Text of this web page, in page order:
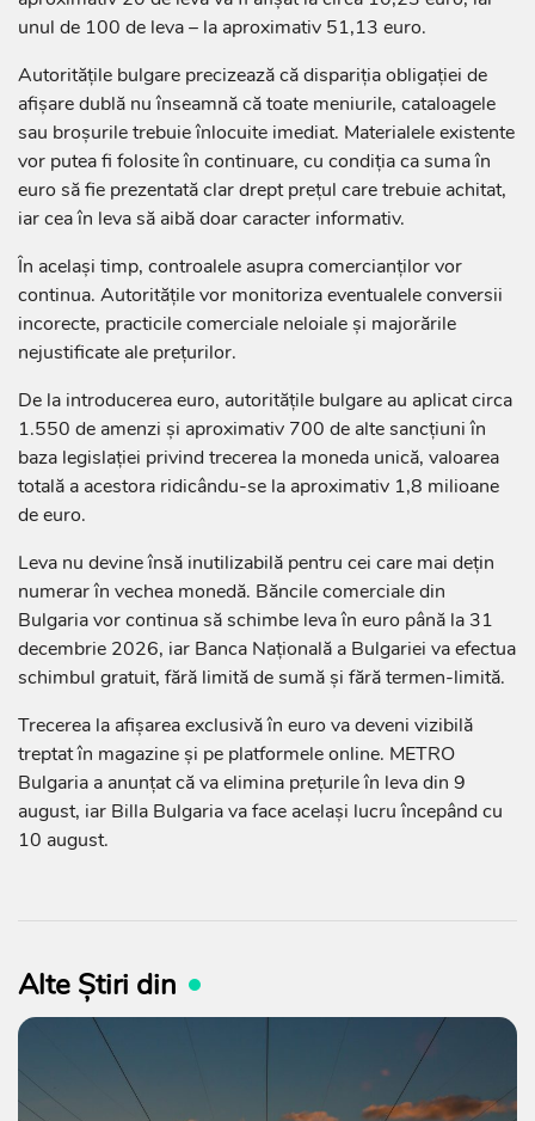
unul de 100 de leva – la aproximativ 51,13 euro.
Autoritățile bulgare precizează că dispariția obligației de
afișare dublă nu înseamnă că toate meniurile, cataloagele
sau broșurile trebuie înlocuite imediat. Materialele existente
vor putea fi folosite în continuare, cu condiția ca suma în
euro să fie prezentată clar drept prețul care trebuie achitat,
iar cea în leva să aibă doar caracter informativ.
În același timp, controalele asupra comercianților vor
continua. Autoritățile vor monitoriza eventualele conversii
incorecte, practicile comerciale neloiale și majorările
nejustificate ale prețurilor.
De la introducerea euro, autoritățile bulgare au aplicat circa
1.550 de amenzi și aproximativ 700 de alte sancțiuni în
baza legislației privind trecerea la moneda unică, valoarea
totală a acestora ridicându-se la aproximativ 1,8 milioane
de euro.
Leva nu devine însă inutilizabilă pentru cei care mai dețin
numerar în vechea monedă. Băncile comerciale din
Bulgaria vor continua să schimbe leva în euro până la 31
decembrie 2026, iar Banca Națională a Bulgariei va efectua
schimbul gratuit, fără limită de sumă și fără termen-limită.
Trecerea la afișarea exclusivă în euro va deveni vizibilă
treptat în magazine și pe platformele online. METRO
Bulgaria a anunțat că va elimina prețurile în leva din 9
august, iar Billa Bulgaria va face același lucru începând cu
10 august.
Alte Știri din